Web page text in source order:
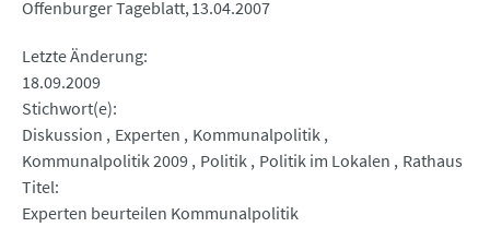
Offenburger Tageblatt 13.04.2007
Letzte Änderung
18.09.2009
Stichwort(e)
Diskussion
Experten
Kommunalpolitik
Kommunalpolitik 2009 Politik Politik im Lokalen
Rathaus
Titel
Experten beurteilen Kommunalpolitik